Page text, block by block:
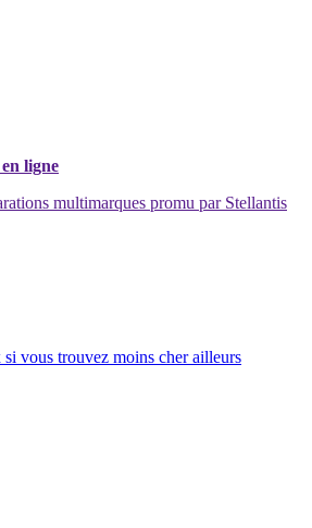
ligne
multimarques promu par Stellantis
vous trouvez moins cher ailleurs